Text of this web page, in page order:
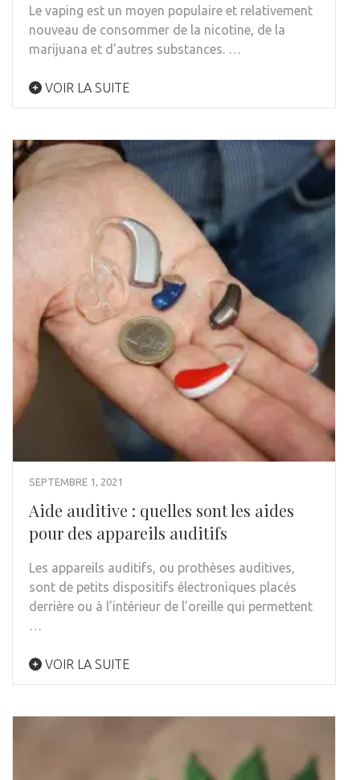
Le vaping est un moyen populaire et relativement
nouveau de consommer de la nicotine, de la
marijuana et d’autres substances. …
VOIR LA SUITE
SEPTEMBRE 1, 2021
Aide auditive : quelles sont les aides
pour des appareils auditifs
Les appareils auditifs, ou prothèses auditives,
sont de petits dispositifs électroniques placés
derrière ou à l’intérieur de l’oreille qui permettent
…
VOIR LA SUITE